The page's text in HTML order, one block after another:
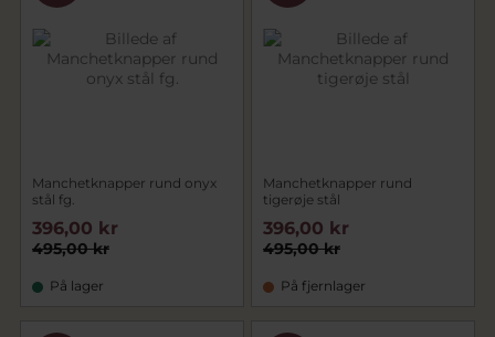
Manchetknapper rund onyx
stål fg.
495,00 kr
396,00 kr
På lager
Manchetknapper rund
tigerøje stål
495,00 kr
396,00 kr
På fjernlager